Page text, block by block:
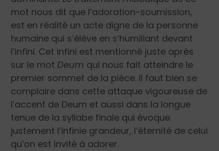
mot nous dit que l’adoration-soumission,
est en réalité un acte digne de la personne
humaine qui s’élève en s’humiliant devant
l’infini. Cet infini est mentionné juste après
sur le mot Deum qui nous fait atteindre le
premier sommet de la pièce. Il faut bien se
complaire dans cette attaque vigoureuse de
l’accent de Deum et aussi dans la longue
tenue de la syllabe finale qui évoque
justement l’infinie grandeur, l’éternité de celui
qu’on est invité à adorer.